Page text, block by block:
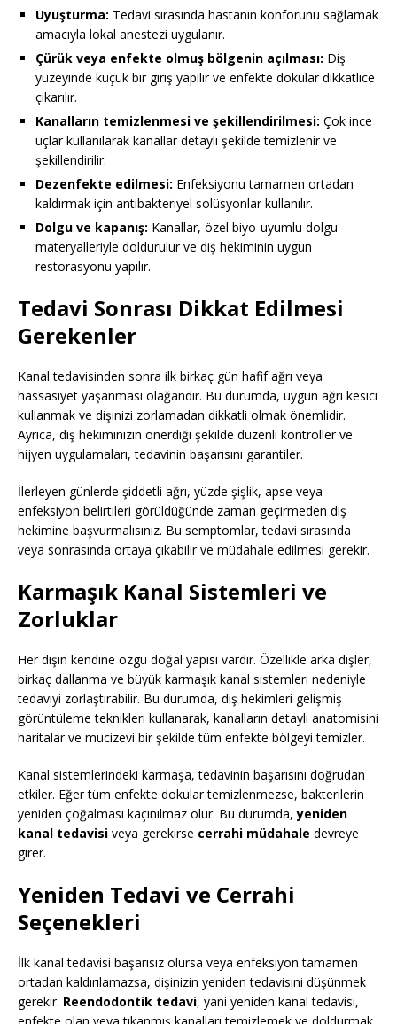
Uyuşturma: Tedavi sırasında hastanın konforunu sağlamak
amacıyla lokal anestezi uygulanır.
Çürük veya enfekte olmuş bölgenin açılması: Diş
yüzeyinde küçük bir giriş yapılır ve enfekte dokular dikkatlice
çıkarılır.
Kanalların temizlenmesi ve şekillendirilmesi: Çok ince
uçlar kullanılarak kanallar detaylı şekilde temizlenir ve
şekillendirilir.
Dezenfekte edilmesi: Enfeksiyonu tamamen ortadan
kaldırmak için antibakteriyel solüsyonlar kullanılır.
Dolgu ve kapanış: Kanallar, özel biyo-uyumlu dolgu
materyalleriyle doldurulur ve diş hekiminin uygun
restorasyonu yapılır.
Tedavi Sonrası Dikkat Edilmesi
Gerekenler
Kanal tedavisinden sonra ilk birkaç gün hafif ağrı veya
hassasiyet yaşanması olağandır. Bu durumda, uygun ağrı kesici
kullanmak ve dişinizi zorlamadan dikkatli olmak önemlidir.
Ayrıca, diş hekiminizin önerdiği şekilde düzenli kontroller ve
hijyen uygulamaları, tedavinin başarısını garantiler.
İlerleyen günlerde şiddetli ağrı, yüzde şişlik, apse veya
enfeksiyon belirtileri görüldüğünde zaman geçirmeden diş
hekimine başvurmalısınız. Bu semptomlar, tedavi sırasında
veya sonrasında ortaya çıkabilir ve müdahale edilmesi gerekir.
Karmaşık Kanal Sistemleri ve
Zorluklar
Her dişin kendine özgü doğal yapısı vardır. Özellikle arka dişler,
birkaç dallanma ve büyük karmaşık kanal sistemleri nedeniyle
tedaviyi zorlaştırabilir. Bu durumda, diş hekimleri gelişmiş
görüntüleme teknikleri kullanarak, kanalların detaylı anatomisini
haritalar ve mucizevi bir şekilde tüm enfekte bölgeyi temizler.
Kanal sistemlerindeki karmaşa, tedavinin başarısını doğrudan
etkiler. Eğer tüm enfekte dokular temizlenmezse, bakterilerin
yeniden çoğalması kaçınılmaz olur. Bu durumda,yeniden
kanal tedavisi veya gerekirse cerrahi müdahale devreye
girer.
Yeniden Tedavi ve Cerrahi
Seçenekleri
İlk kanal tedavisi başarısız olursa veya enfeksiyon tamamen
ortadan kaldırılamazsa, dişinizin yeniden tedavisini düşünmek
gerekir. Reendodontik tedavi, yani yeniden kanal tedavisi,